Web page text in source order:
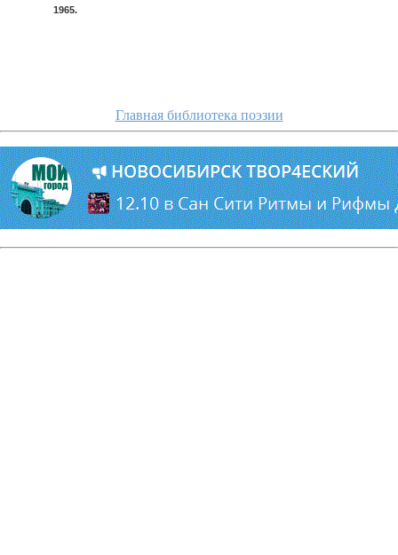
1965.
Главная библиотека поэзии